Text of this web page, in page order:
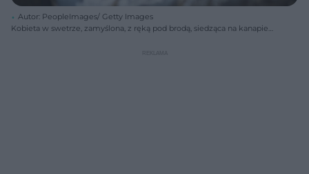
Autor: PeopleImages/ Getty Images
Kobieta w swetrze, zamyślona, z ręką pod brodą, siedząca na kanapie
Zdrowie wyjaśnia, jak nostalgia wpływa na psychikę i emocje.